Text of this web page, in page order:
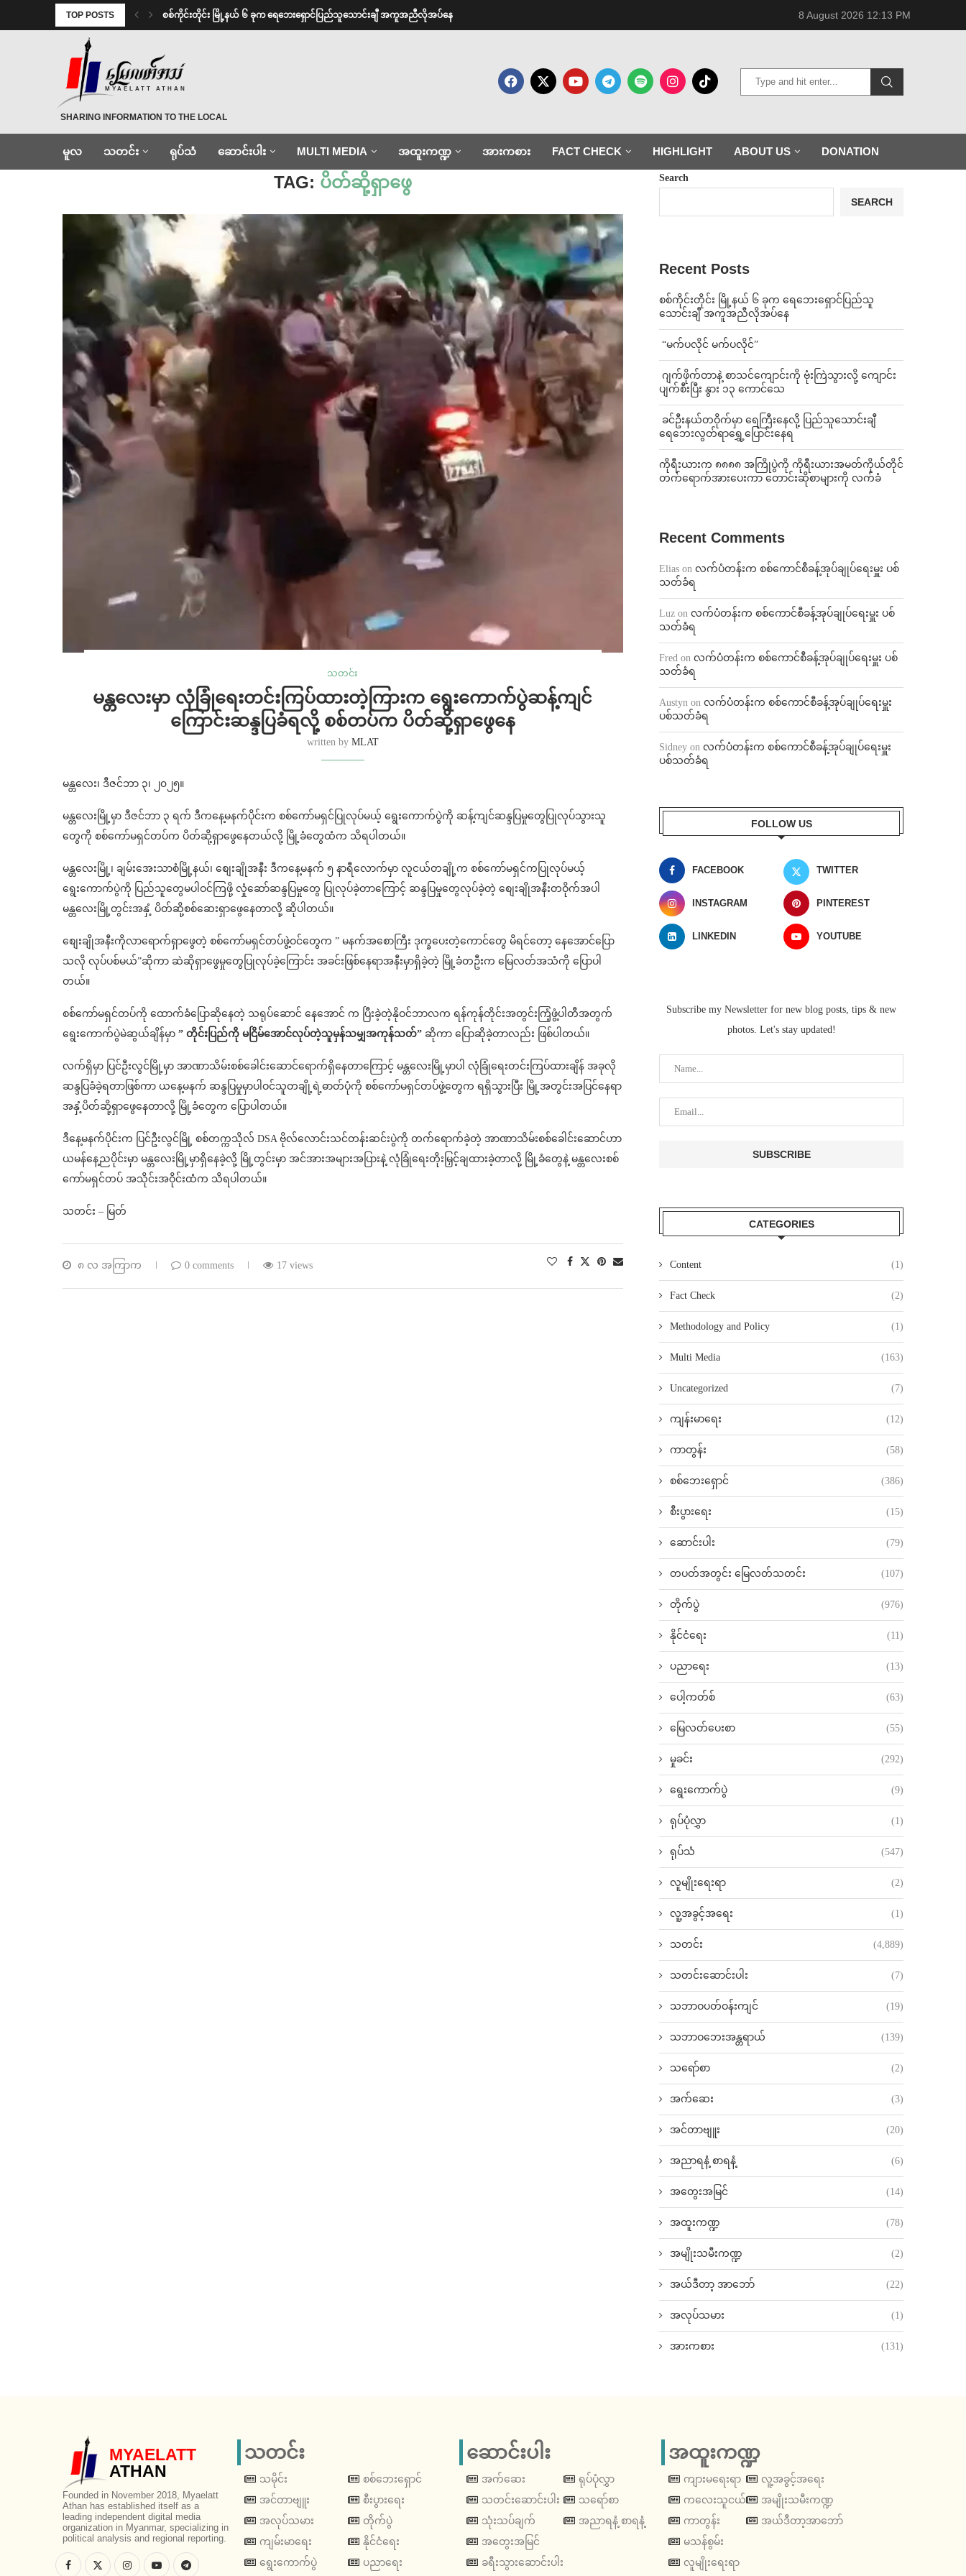
TOP POSTS စစ်ကိုင်းတိုင်း မြို့နယ် ၆ ခုက ရေဘေးရှောင်ပြည်သူသောင်းချီ အကူအညီလိုအပ်နေ 8 August 2026 12:13 PM
MYAELATT ATHAN
SHARING INFORMATION TO THE LOCAL
မူလ သတင်း ရုပ်သံ ဆောင်းပါး MULTI MEDIA အထူးကဏ္ဍ အားကစား FACT CHECK HIGHLIGHT ABOUT US DONATION
Home ပိတ်ဆို့ရှာဖွေ
TAG: ပိတ်ဆို့ရှာဖွေ
သတင်း
မန္တလေးမှာ လုံခြုံရေးတင်းကြပ်ထားတဲ့ကြားက ရွေးကောက်ပွဲဆန့်ကျင်
ကြောင်းဆန္ဒပြခံရလို့ စစ်တပ်က ပိတ်ဆို့ရှာဖွေနေ
written by MLAT
မန္တလေး၊ ဒီဇင်ဘာ ၃၊ ၂၀၂၅။
မန္တလေးမြို့မှာ ဒီဇင်ဘာ ၃ ရက် ဒီကနေ့မနက်ပိုင်းက စစ်ကော်မရှင်ပြုလုပ်မယ့် ရွေးကောက်ပွဲကို ဆန့်ကျင်ဆန္ဒပြမှုတွေပြုလုပ်သွားသူ
တွေကို စစ်ကော်မရှင်တပ်က ပိတ်ဆို့ရှာဖွေနေတယ်လို့ မြို့ခံတွေထံက သိရပါတယ်။
မန္တလေးမြို့၊ ချမ်းအေးသာစံမြို့နယ်၊ စျေးချိုအနီး ဒီကနေ့မနက် ၅ နာရီလောက်မှာ လူငယ်တချို့က စစ်ကော်မရှင်ကပြုလုပ်မယ့်
ရွေးကောက်ပွဲကို ပြည်သူတွေမပါဝင်ကြဖို့ လှုံဆော်ဆန္ဒပြမှုတွေ ပြုလုပ်ခဲ့တာကြောင့် ဆန္ဒပြမှုတွေလုပ်ခဲ့တဲ့ စျေးချိုအနီးတဝိုက်အပါ
မန္တလေးမြို့တွင်းအနှံ့ ပိတ်ဆို့စစ်ဆေးရှာဖွေနေတာလို့ ဆိုပါတယ်။
စျေးချိုအနီးကိုလာရောက်ရှာဖွေတဲ့ စစ်ကော်မရှင်တပ်ဖွဲ့ဝင်တွေက ” မနက်အစောကြီး ဒုက္ခပေးတဲ့ကောင်တွေ မိရင်တော့ နေအောင်ပြော
သလို လုပ်ပစ်မယ်”ဆိုကာ ဆဲဆိုရှာဖွေမှုတွေပြုလုပ်ခဲ့ကြောင်း အခင်းဖြစ်နေရာအနီးမှာရှိခဲ့တဲ့ မြို့ခံတဦးက မြေလတ်အသံကို ပြောပါ
တယ်။
စစ်ကော်မရှင်တပ်ကို ထောက်ခံပြောဆိုနေတဲ့ သရုပ်ဆောင် နေအောင် က ပြီးခဲ့တဲ့နိုဝင်ဘာလက ရန်ကုန်တိုင်းအတွင်းကြံ့ဖွံ့ပါတီအတွက်
ရွေးကောက်ပွဲမဲဆွယ်ချိန်မှာ ” တိုင်းပြည်‌ကို မငြိမ်အောင်လုပ်တဲ့သူမှန်သမျှအကုန်သတ်” ဆိုကာ ပြောဆိုခဲ့တာလည်း ဖြစ်ပါတယ်။
လက်ရှိမှာ ပြင်ဦးလွင်မြို့မှာ အာဏာသိမ်းစစ်ခေါင်းဆောင်ရောက်ရှိနေတာကြောင့် မန္တလေးမြို့မှာပါ လုံခြုံရေးတင်းကြပ်ထားချိန် အခုလို
ဆန္ဒပြခံခဲ့ရတာဖြစ်ကာ ယနေ့မနက် ဆန္ဒပြမှုမှာပါဝင်သူတချို့ရဲ့ဓာတ်ပုံကို စစ်ကော်မရှင်တပ်ဖွဲ့တွေက ရရှိသွားပြီး မြို့အတွင်းအပြင်နေရာ
အနှံ့ပိတ်ဆို့ရှာဖွေနေတာလို့ မြို့ခံတွေက ပြောပါတယ်။
ဒီနေ့မနက်ပိုင်းက ပြင်ဦးလွင်မြို့ စစ်တက္ကသိုလ် DSA ဗိုလ်လောင်းသင်တန်းဆင်းပွဲကို တက်ရောက်ခဲ့တဲ့ အာဏာသိမ်းစစ်ခေါင်းဆောင်ဟာ
ယမန်နေ့ညပိုင်းမှာ မန္တလေးမြို့မှာရှိနေခဲ့လို့ မြို့တွင်းမှာ အင်အားအများအပြားနဲ့ လုံခြုံရေးတိုးမြှင့်ချထားခဲ့တာလို့ မြို့ခံတွေနဲ့ မန္တလေးစစ်
ကော်မရှင်တပ် အသိုင်းအဝိုင်းထံက သိရပါတယ်။
သတင်း – မြတ်
၈ လ အကြာက 0 comments 17 views
Search
SEARCH
Recent Posts
စစ်ကိုင်းတိုင်း မြို့နယ် ၆ ခုက ရေဘေးရှောင်ပြည်သူ
သောင်းချီ အကူအညီလိုအပ်နေ
⁨ ⁨“မက်ပလိုင် မက်ပလိုင်”
⁨⁩ ⁨ဂျက်ဖိုက်တာနဲ့ စာသင်ကျောင်းကို ဗုံးကြဲသွားလို့ ကျောင်း
ပျက်စီးပြီး နွား ၁၃ ကောင်သေ
⁩ ⁨ခင်ဦးနယ်တဝိုက်မှာ ရေကြီးနေလို့ ပြည်သူသောင်းချီ
ရေဘေးလွတ်ရာရွှေ့ပြောင်းနေရ
ကိုရီးယားက ၈၈၈၈ အကြိုပွဲကို ကိုရီးယားအမတ်ကိုယ်တိုင်
တက်ရောက်အားပေးကာ တောင်းဆိုစာများကို လက်ခံ
Recent Comments
Elias on လက်ပံတန်းက စစ်ကောင်စီခန့်အုပ်ချုပ်ရေးမှူး ပစ်
သတ်ခံရ
Luz on လက်ပံတန်းက စစ်ကောင်စီခန့်အုပ်ချုပ်ရေးမှူး ပစ်
သတ်ခံရ
Fred on လက်ပံတန်းက စစ်ကောင်စီခန့်အုပ်ချုပ်ရေးမှူး ပစ်
သတ်ခံရ
Austyn on လက်ပံတန်းက စစ်ကောင်စီခန့်အုပ်ချုပ်ရေးမှူး
ပစ်သတ်ခံရ
Sidney on လက်ပံတန်းက စစ်ကောင်စီခန့်အုပ်ချုပ်ရေးမှူး
ပစ်သတ်ခံရ
FOLLOW US
FACEBOOK TWITTER
INSTAGRAM PINTEREST
LINKEDIN YOUTUBE
Subscribe my Newsletter for new blog posts, tips & new
photos. Let's stay updated!
CATEGORIES
Content (1)
Fact Check (2)
Methodology and Policy (1)
Multi Media (163)
Uncategorized (7)
ကျန်းမာရေး (12)
ကာတွန်း (58)
စစ်ဘေးရှောင် (386)
စီးပွားရေး (15)
ဆောင်းပါး (79)
တပတ်အတွင်း မြေလတ်သတင်း (107)
တိုက်ပွဲ (976)
နိုင်ငံရေး (11)
ပညာရေး (13)
ပေါ့ကတ်စ် (63)
မြေလတ်ပေးစာ (55)
မှုခင်း (292)
ရွေးကောက်ပွဲ (9)
ရုပ်ပုံလွှာ (1)
ရုပ်သံ (547)
လူမျိုးရေးရာ (2)
လူ့အခွင့်အရေး (1)
သတင်း (4,889)
သတင်းဆောင်းပါး (7)
သဘာဝပတ်ဝန်းကျင် (19)
သဘာဝဘေးအန္တရာယ် (139)
သရော်စာ (2)
အက်ဆေး (3)
အင်တာဗျူး (20)
အညာရနံ့ စာရနံ့ (6)
အတွေးအမြင် (14)
အထူးကဏ္ဍ (78)
အမျိုးသမီးကဏ္ဍ (2)
အယ်ဒီတာ့ အာဘော် (22)
အလုပ်သမား (1)
အားကစား (131)
MYAELATT
ATHAN
Founded in November 2018, Myaelatt
Athan has established itself as a
leading independent digital media
organization in Myanmar, specializing in
political analysis and regional reporting.
သတင်း
သမိုင်း
အင်တာဗျူး
အလုပ်သမား
ကျမ်းမာရေး
ရွေးကောက်ပွဲ
စစ်ဘေးရှောင်
စီးပွားရေး
တိုက်ပွဲ
နိုင်ငံရေး
ပညာရေး
ဆောင်းပါး
အက်ဆေး
သတင်းဆောင်းပါး
သုံးသပ်ချက်
အတွေးအမြင်
ခရီးသွားဆောင်းပါး
ရုပ်ပုံလွှာ
သရော်စာ
အညာရနံ့ စာရနံ့
အထူးကဏ္ဍ
ကျားမရေးရာ
ကလေးသူငယ်
ကာတွန်း
မသန်စွမ်း
လူမျိုးရေးရာ
လူ့အခွင့်အရေး
အမျိုးသမီးကဏ္ဍ
အယ်ဒီတာ့အာဘော်